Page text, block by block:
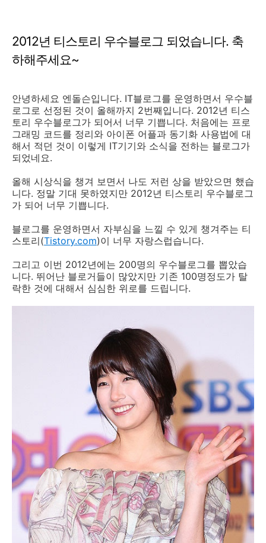
2012년 티스토리 우수블로그 되었습니다. 축
하해주세요~
안녕하세요 엔돌슨입니다. IT블로그를 운영하면서 우수블
로그로 선정된 것이 올해까지 2번째입니다. 2012년 티스
토리 우수블로그가 되어서 너무 기쁩니다. 처음에는 프로
그래밍 코드를 정리와 아이폰 어플과 동기화 사용법에 대
해서 적던 것이 이렇게 IT기기와 소식을 전하는 블로그가
되었네요.
올해 시상식을 챙겨 보면서 나도 저런 상을 받았으면 했습
니다. 정말 기대 못하였지만 2012년 티스토리 우수블로그
가 되어 너무 기쁩니다.
블로그를 운영하면서 자부심을 느낄 수 있게 챙겨주는 티
스토리(Tistory.com)이 너무 자랑스럽습니다.
그리고 이번 2012년에는 200명의 우수블로그를 뽑았습
니다. 뛰어난 블로거들이 많았지만 기존 100명정도가 탈
락한 것에 대해서 심심한 위로를 드립니다.